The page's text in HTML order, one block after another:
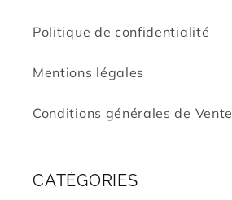
Politique de confidentialité
Mentions légales
Conditions générales de Vente
CATÉGORIES